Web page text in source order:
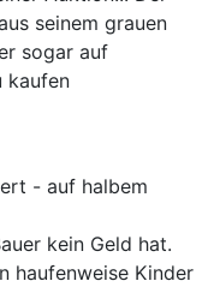
seinem grauen
sogar auf
kaufen
- auf halbem
kein Geld hat.
haufenweise Kinder